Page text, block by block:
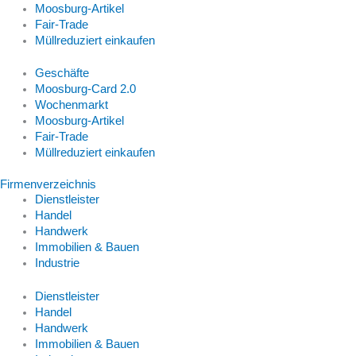
Moosburg-Artikel
Fair-Trade
Müllreduziert einkaufen
Geschäfte
Moosburg-Card 2.0
Wochenmarkt
Moosburg-Artikel
Fair-Trade
Müllreduziert einkaufen
Firmenverzeichnis
Dienstleister
Handel
Handwerk
Immobilien & Bauen
Industrie
Dienstleister
Handel
Handwerk
Immobilien & Bauen